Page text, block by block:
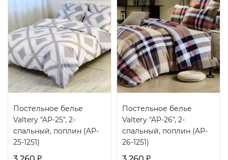
Постельное белье
Valtery "AP-25", 2-
спальный, поплин (AP-
25-1251)
₽
Постельное белье
Valtery "AP-26", 2-
спальный, поплин (AP-
26-1251)
₽